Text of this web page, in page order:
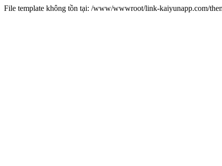
File template không tồn tại: /www/wwwroot/link-kaiyunapp.com/